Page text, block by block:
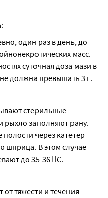
один раз в день, до
масс.
суточная доза мази в
должна превышать 3 г.
стерильные
рыхло заполняют рану.
через катетер
шприца. В этом случае
до 35-36 С.
тяжести и течения